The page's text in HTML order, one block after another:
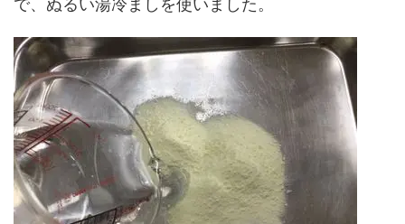
で、ぬるい湯冷ましを使いました。